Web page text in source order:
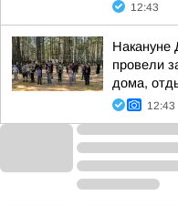
12:43
Накануне
провели
дома,
12:43